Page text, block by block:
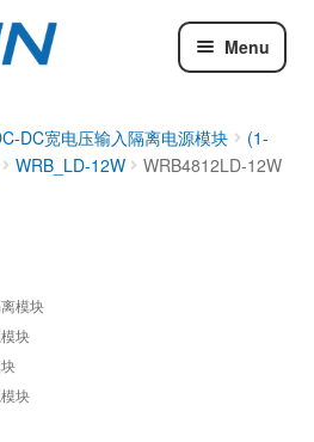
Menu
DC宽电压输入隔离电源模块
(1-
WRB_LD-12W WRB4812LD-12W
模块
块
块